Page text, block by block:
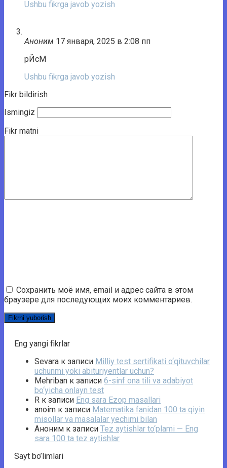
Ushbu fikrga javob yozish
Аноним 17 января, 2025 в 2:08 пп
рЙсМ
Ushbu fikrga javob yozish
Fikr bildirish
Ismingiz
Fikr matni
Сохранить моё имя, email и адрес сайта в этом
браузере для последующих моих комментариев.
Eng yangi fikrlar
Sevara к записи Milliy test sertifikati o‘qituvchilar
uchunmi yoki abituriyentlar uchun?
Mehriban к записи 6-sinf ona tili va adabiyot
bo‘yicha onlayn test
R к записи Eng sara Ezop masallari
anoim к записи Matematika fanidan 100 ta qiyin
misollar va masalalar yechimi bilan
Аноним к записи Tez aytishlar to‘plami — Eng
sara 100 ta tez aytishlar
Sayt bo’limlari